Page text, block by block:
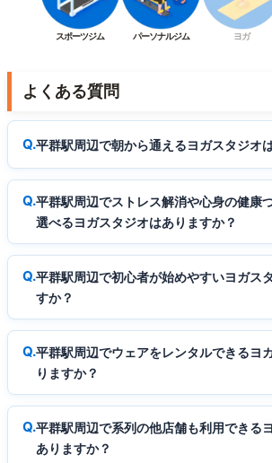
スポーツジム パーソナルジム ヨガ
よくある質問
平群駅周辺で朝から通えるヨガスタジオ
平群駅周辺でストレス解消や心身の健康
選べるヨガスタジオはありますか？
平群駅周辺で初心者が始めやすいヨガス
すか？
平群駅周辺でウェアをレンタルできるヨ
りますか？
平群駅周辺で系列の他店舗も利用できる
ありますか？